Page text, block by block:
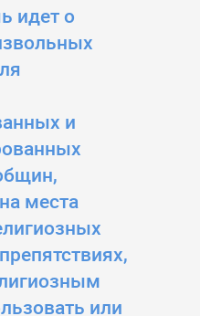
идет о
и
места
или